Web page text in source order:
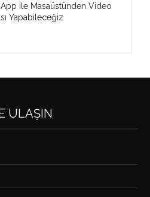
ile Masaüstünden Video
Yapabileceğiz
ULAŞIN